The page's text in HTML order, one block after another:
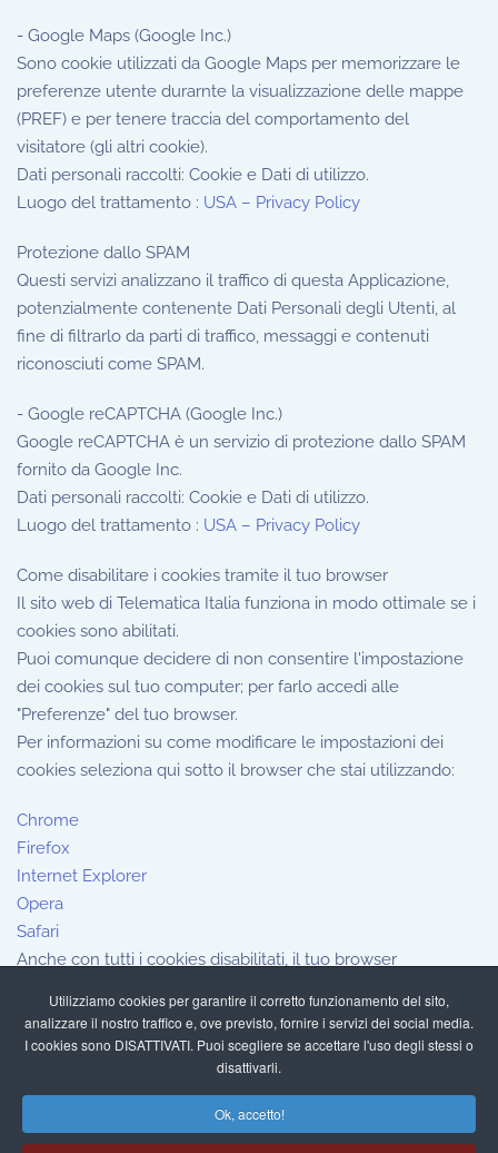
Utilizziamo cookies per garantire il corretto funzionamento del sito,
analizzare il nostro traffico e, ove previsto, fornire i servizi dei social media.
I cookies sono DISATTIVATI. Puoi scegliere se accettare l'uso degli stessi o
disattivarli.
Ok, accetto!
- Google Maps (Google Inc.)
Sono cookie utilizzati da Google Maps per memorizzare le
preferenze utente durarnte la visualizzazione delle mappe
(PREF) e per tenere traccia del comportamento del
visitatore (gli altri cookie).
Dati personali raccolti: Cookie e Dati di utilizzo.
Luogo del trattamento : USA – Privacy Policy
Protezione dallo SPAM
Questi servizi analizzano il traffico di questa Applicazione,
potenzialmente contenente Dati Personali degli Utenti, al
fine di filtrarlo da parti di traffico, messaggi e contenuti
riconosciuti come SPAM.
- Google reCAPTCHA (Google Inc.)
Google reCAPTCHA è un servizio di protezione dallo SPAM
fornito da Google Inc.
Dati personali raccolti: Cookie e Dati di utilizzo.
Luogo del trattamento : USA – Privacy Policy
Come disabilitare i cookies tramite il tuo browser
Il sito web di Telematica Italia funziona in modo ottimale se i
cookies sono abilitati.
Puoi comunque decidere di non consentire l'impostazione
dei cookies sul tuo computer; per farlo accedi alle
"Preferenze" del tuo browser.
Per informazioni su come modificare le impostazioni dei
cookies seleziona qui sotto il browser che stai utilizzando:
Chrome
Firefox
Internet Explorer
Opera
Safari
Anche con tutti i cookies disabilitati, il tuo browser
informazioni, necessarie per le funzionalità di base del sito.